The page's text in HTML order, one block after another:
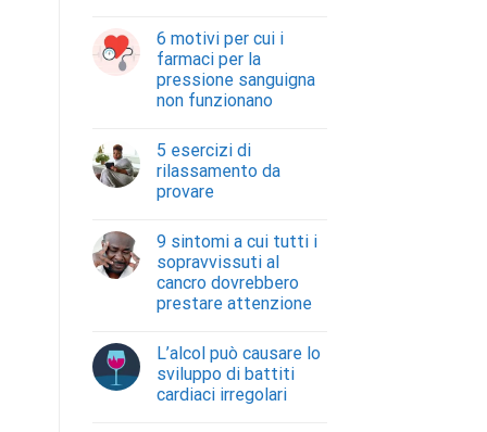
6 motivi per cui i
farmaci per la
pressione sanguigna
non funzionano
5 esercizi di
rilassamento da
provare
9 sintomi a cui tutti i
sopravvissuti al
cancro dovrebbero
prestare attenzione
L’alcol può causare lo
sviluppo di battiti
cardiaci irregolari